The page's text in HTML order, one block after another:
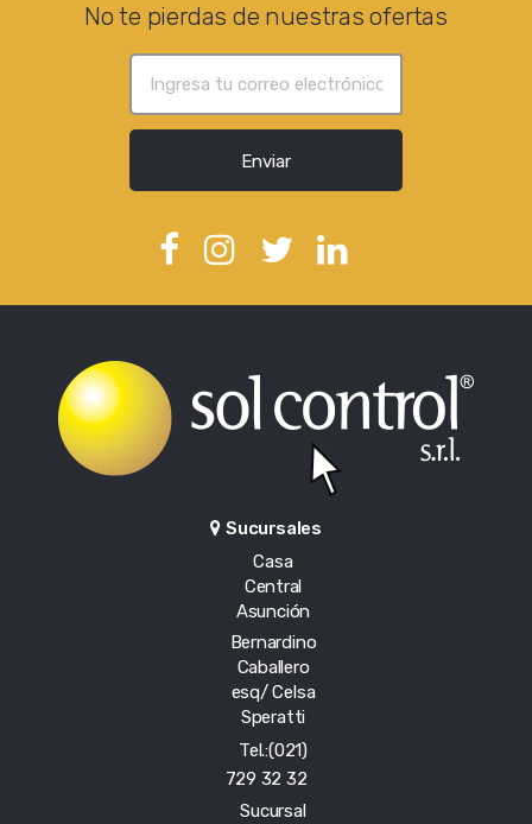
No te pierdas de nuestras ofertas
Enviar
Sucursales
Casa
Central
Asunción
Bernardino
Caballero
esq/ Celsa
Speratti
Tel.:(021)
729 32 32
Sucursal